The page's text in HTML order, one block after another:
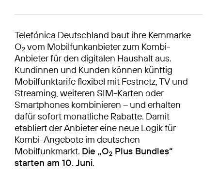
Telefónica Deutschland baut ihre Kernmarke
O2 vom Mobilfunkanbieter zum Kombi-
Anbieter für den digitalen Haushalt aus.
Kundinnen und Kunden können künftig
Mobilfunktarife flexibel mit Festnetz, TV und
Streaming, weiteren SIM-Karten oder
Smartphones kombinieren – und erhalten
dafür sofort monatliche Rabatte. Damit
etabliert der Anbieter eine neue Logik für
Kombi-Angebote im deutschen
Mobilfunkmarkt. Die „O2 Plus Bundles“
starten am 10. Juni.